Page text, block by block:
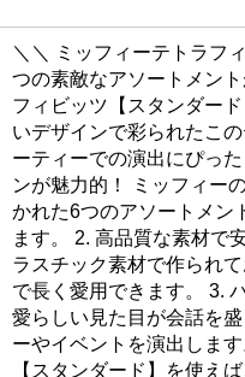
＼＼ ミッフィーテトラフ
つの素敵なアソートメン
フィビッツ【スタンダー
いデザインで彩られたこ
ーティーでの演出にぴっ
ンが魅力的！ ミッフィー
かれた6つのアソートメン
ます。 2. 高品質な素材で
ラスチック素材で作られ
で長く愛用できます。 3.
愛らしい見た目が会話を
ーやイベントを演出しま
【スタンダード】を使え